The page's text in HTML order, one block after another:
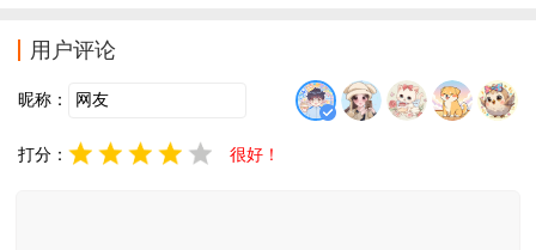
用户评论
昵称：
打分： 很好！